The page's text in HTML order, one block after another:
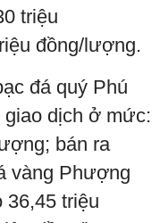
triệu
đồng/lượng.
đá quý Phú
giao dịch ở mức:
bán ra
vàng Phượng
36,45 triệu